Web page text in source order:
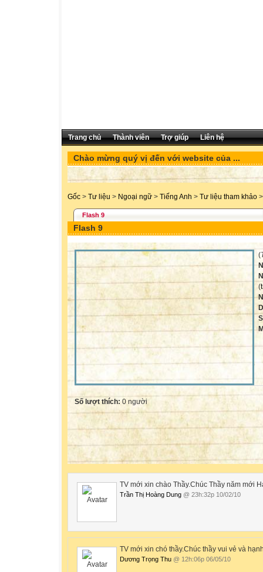
Trang chủ Thành viên Trợ giúp Liên hệ
Chào mừng quý vị đến với website của ...
Gốc > Tư liệu > Ngoại ngữ > Tiếng Anh > Tư liệu tham khảo >
Flash 9
Flash 9
(
(
Số lượt thích: 0 người
TV mới xin chào Thầy.Chúc Thầy năm mới
Trần Thị Hoàng Dung @ 23h:32p 10/02/10
TV mới xin chó thầy.Chúc thầy vui vẻ và
Dương Trọng Thu @ 12h:06p 06/05/10